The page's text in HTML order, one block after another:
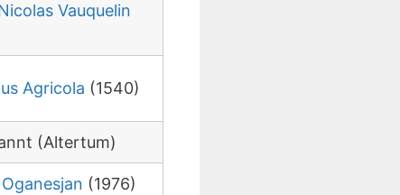
Vauquelin
Agricola (1540)
(Altertum)
(1976)